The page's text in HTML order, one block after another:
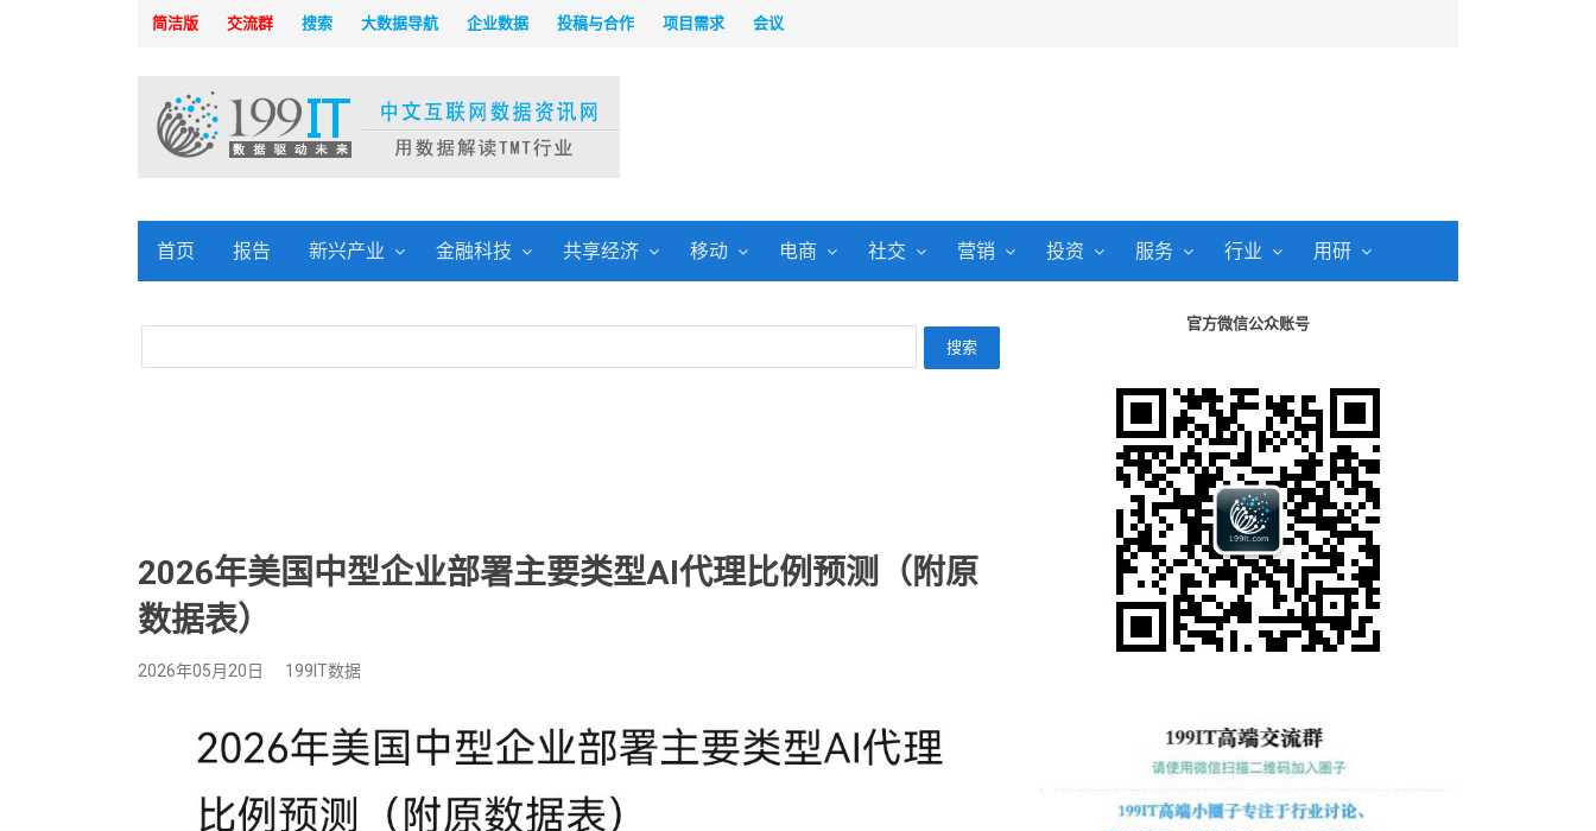
简洁版 交流群 搜索 大数据导航 企业数据 投稿与合作 项目需求 会议
首页 报告 新兴产业 金融科技 共享经济 移动 电商 社交 营销 投资 服务 行业 用研
2026年美国中型企业部署主要类型AI代理比例预测（附原
数据表） ​​​
2026年05月20日 199IT数据
官方微信公众账号